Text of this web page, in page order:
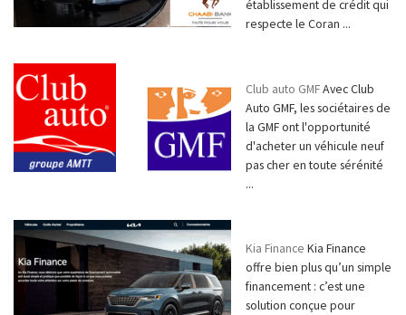
établissement de crédit qui
respecte le Coran ...
Club auto GMFAvec Club
Auto GMF, les sociétaires de
la GMF ont l'opportunité
d'acheter un véhicule neuf
pas cher en toute sérénité
...
Kia Finance Kia Finance
offre bien plus qu’un simple
financement : c’est une
solution conçue pour